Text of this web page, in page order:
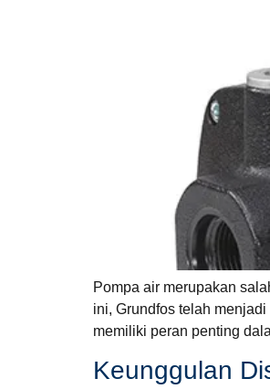
Pompa air merupakan
ini, Grundfos telah
memiliki peran penting
Keunggulan